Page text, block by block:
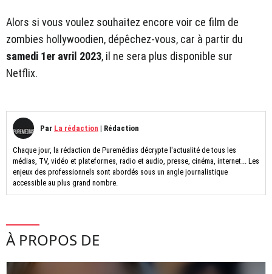
Alors si vous voulez souhaitez encore voir ce film de
zombies hollywoodien, dépêchez-vous, car à partir du
samedi 1er avril 2023, il ne sera plus disponible sur
Netflix.
Par La rédaction | Rédaction
Chaque jour, la rédaction de Puremédias décrypte l'actualité de tous les
médias, TV, vidéo et plateformes, radio et audio, presse, cinéma, internet... Les
enjeux des professionnels sont abordés sous un angle journalistique
accessible au plus grand nombre.
À PROPOS DE